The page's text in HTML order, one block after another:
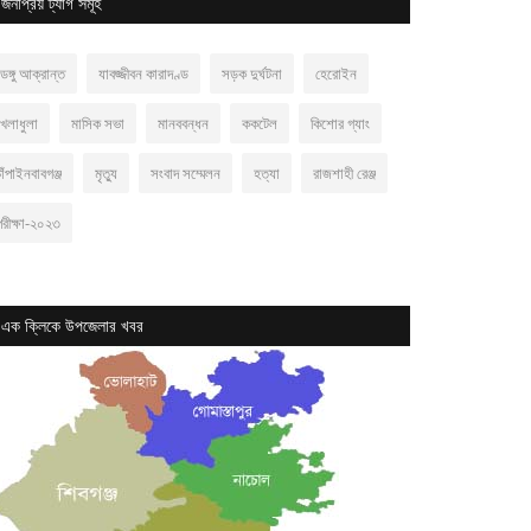
আক্রান্ত যাবজ্জীবন কারাদণ্ড সড়ক দুর্ঘটনা হেরোইন
মাসিক সভা মানববন্ধন ককটেল কিশোর গ্যাং
মৃত্যু সংবাদ সম্মেলন হত্যা রাজশাহী রেঞ্জ
২০২৩
এক ক্লিকে উপজেলার খবর